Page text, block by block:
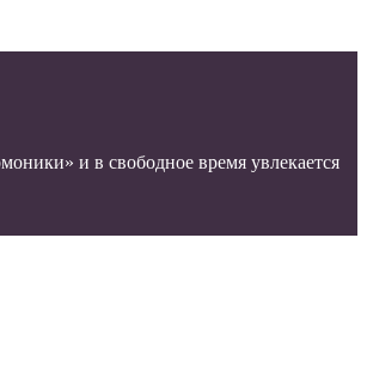
и в свободное время увлекается